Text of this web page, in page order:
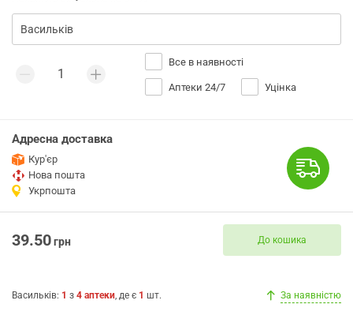
Все в наявності
Аптеки 24/7 Уцінка
Адресна доставка
Кур'єр
Нова пошта
Укрпошта
39.50грн До кошика
Васильків: 1 з 4 аптеки, де є 1 шт. За наявністю